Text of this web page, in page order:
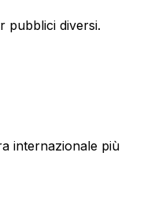
pubblici diversi.
internazionale più